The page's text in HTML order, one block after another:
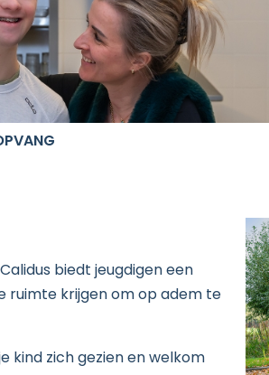
biedt jeugdigen een
ruimte krijgen om op adem te
kind zich gezien en welkom